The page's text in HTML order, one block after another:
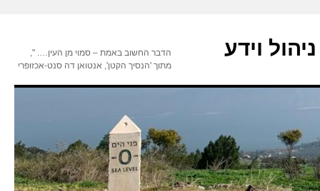
וידע
הדבר החשוב באמת – סמוי מן העין…. ",
מתוך 'הנסיך הקטן', אנטואן דה סנט-אכזופרי